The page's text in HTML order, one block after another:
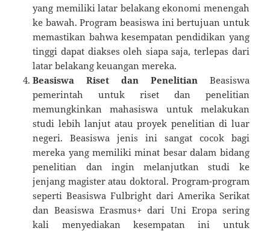
yang memiliki latar belakang ekonomi menengah
ke bawah. Program beasiswa ini bertujuan untuk
memastikan bahwa kesempatan pendidikan yang
tinggi dapat diakses oleh siapa saja, terlepas dari
latar belakang keuangan mereka.
Beasiswa Riset dan Penelitian Beasiswa
pemerintah untuk riset dan penelitian
memungkinkan mahasiswa untuk melakukan
studi lebih lanjut atau proyek penelitian di luar
negeri. Beasiswa jenis ini sangat cocok bagi
mereka yang memiliki minat besar dalam bidang
penelitian dan ingin melanjutkan studi ke
jenjang magister atau doktoral. Program-program
seperti Beasiswa Fulbright dari Amerika Serikat
dan Beasiswa Erasmus+ dari Uni Eropa sering
kali menyediakan kesempatan ini untuk